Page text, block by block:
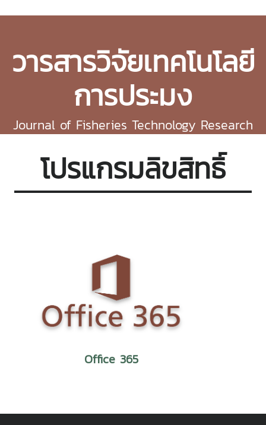
วารสารวิจัยเทคโนโลยี
การประมง
Journal of Fisheries Technology Research
โปรแกรมลิขสิทธิ์
Office 365